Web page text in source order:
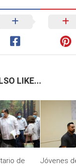
LIKE...
de
Jóvenes